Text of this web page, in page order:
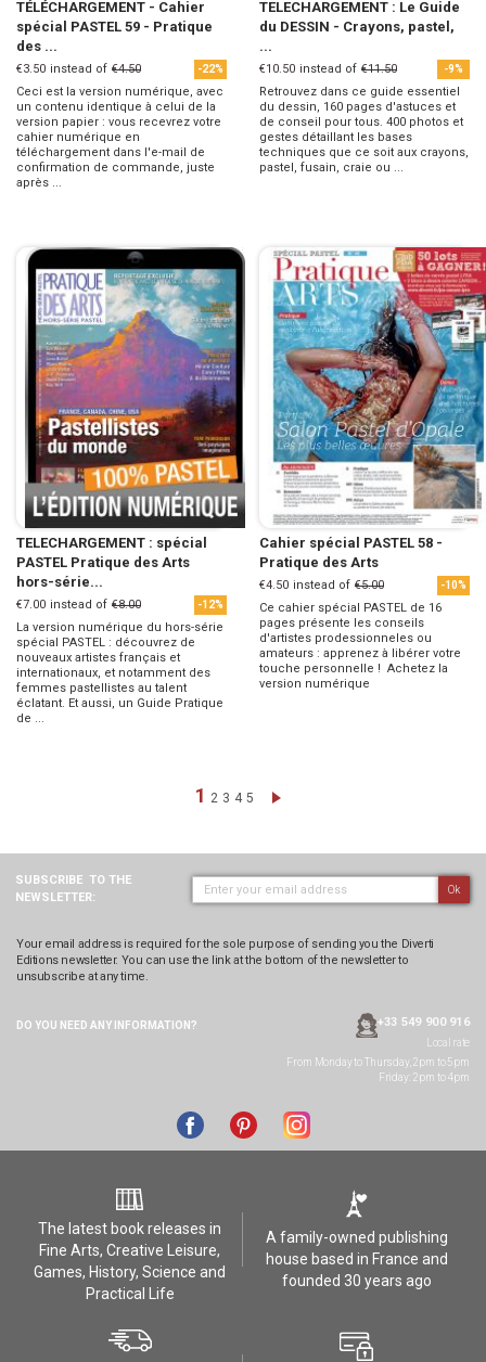
TÉLÉCHARGEMENT - Cahier
spécial PASTEL 59 - Pratique
des ...
€3.50 instead of €4.50 -22%
Ceci est la version numérique, avec
un contenu identique à celui de la
version papier : vous recevrez votre
cahier numérique en
téléchargement dans l'e-mail de
confirmation de commande, juste
après ...
TELECHARGEMENT : Le Guide
du DESSIN - Crayons, pastel,
...
€10.50 instead of €11.50 -9%
Retrouvez dans ce guide essentiel
du dessin, 160 pages d'astuces et
de conseil pour tous. 400 photos et
gestes détaillant les bases
techniques que ce soit aux crayons,
pastel, fusain, craie ou ...
TELECHARGEMENT : spécial
PASTEL Pratique des Arts
hors-série...
€7.00 instead of €8.00 -12%
La version numérique du hors-série
spécial PASTEL : découvrez de
nouveaux artistes français et
internationaux, et notamment des
femmes pastellistes au talent
éclatant. Et aussi, un Guide Pratique
de ...
Cahier spécial PASTEL 58 -
Pratique des Arts
€4.50 instead of €5.00 -10%
Ce cahier spécial PASTEL de 16
pages présente les conseils
d'artistes prodessionneles ou
amateurs : apprenez à libérer votre
touche personnelle ! Achetez la
version numérique
Page
You're currently reading page
1 Page
2 Page
3 Page
4 Page
5 Page
Next
SUBSCRIBE TO THE
NEWSLETTER:
Ok
Your email address is required for the sole purpose of sending you the Diverti
Editions newsletter. You can use the link at the bottom of the newsletter to
unsubscribe at any time.
DO YOU NEED ANY INFORMATION? +33 549 900 916
Local rate
From Monday to Thursday, 2pm to 5pm
Friday: 2pm to 4pm
The latest book releases in
Fine Arts, Creative Leisure,
Games, History, Science and
Practical Life
A family-owned publishing
house based in France and
founded 30 years ago